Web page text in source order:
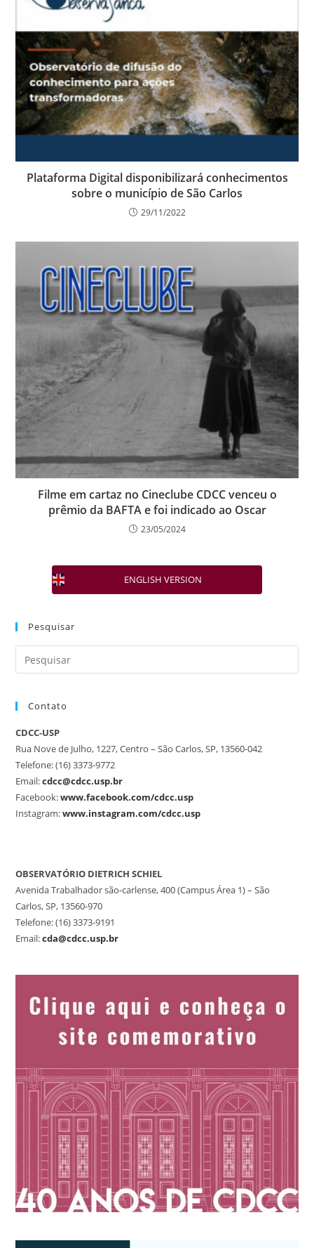
Plataforma Digital disponibilizará conhecimentos
sobre o município de São Carlos
29/11/2022
Filme em cartaz no Cineclube CDCC venceu o
prêmio da BAFTA e foi indicado ao Oscar
23/05/2024
ENGLISH VERSION
Pesquisar
Contato
CDCC-USP
Rua Nove de Julho, 1227, Centro – São Carlos, SP, 13560-042
Telefone: (16) 3373-9772
Email:cdcc@cdcc.usp.br
Facebook:www.facebook.com/cdcc.usp
Instagram:www.instagram.com/cdcc.usp
OBSERVATÓRIO DIETRICH SCHIEL
Avenida Trabalhador são-carlense, 400 (Campus Área 1) – São
Carlos, SP, 13560-970
Telefone: (16) 3373-9191
Email:cda@cdcc.usp.br